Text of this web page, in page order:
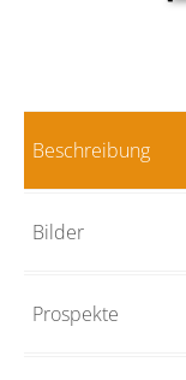
Beschreibung
Bilder
Prospekte